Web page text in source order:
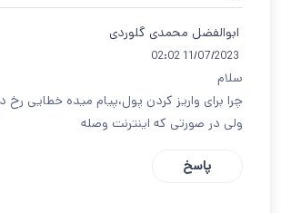
ابوالفضل محمدی گلوردی
11/07/2023 02:02
سلام
چرا برای واریز کردن پول،پیام میده خطایی رخ
ولی در صورتی که اینترنت وصله
پاسخ